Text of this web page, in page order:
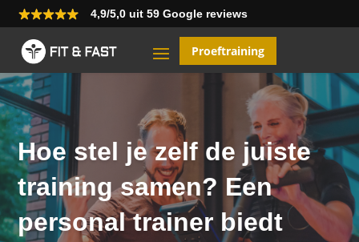
4,9/5,0 uit 59 Google reviews
Proeftraining
Hoe stel je zelf de juiste
training samen? Een
personal trainer biedt